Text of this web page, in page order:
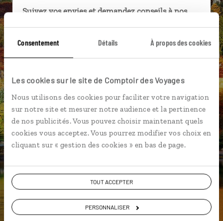
Consentement Détails À propos des cookies
Les cookies sur le site de Comptoir des Voyages
Nous utilisons des cookies pour faciliter votre navigation
sur notre site et mesurer notre audience et la pertinence
de nos publicités. Vous pouvez choisir maintenant quels
cookies vous acceptez. Vous pourrez modifier vos choix en
cliquant sur « gestion des cookies » en bas de page.
TOUT ACCEPTER
PERSONNALISER
Suivez vos envies et demandez conseils à nos
Ils sauront organiser votre itinéraire au plus
près de vos envies et de la réalité du pays.
connectés en agence, mais aussi par email ou
téléphone.
Vous gardez le même interlocuteur avant,
pendant et après votre voyage.
DEMANDER UN DEVIS
ou
Construisez votre voyage avec un spécialiste Ecosse